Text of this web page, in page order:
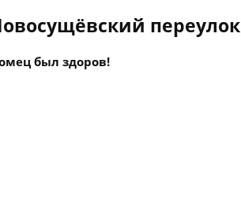
переулок
был здоров!